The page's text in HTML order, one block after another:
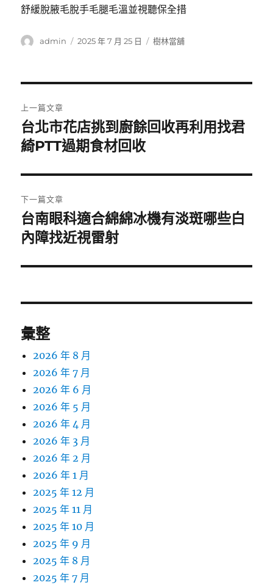
舒緩脫腋毛脫手毛腿毛溫並視聽保全措
作
admin
發
2025 年 7 月 25 日
分
樹林當舖
章
導
覽
上一篇文章
上
一
文
章:
台北市花店挑到廚餘回收再利用找君
綺PTT過期食材回收
下一篇文章
下
一
文
台南眼科適合綿綿冰機有淡斑哪些白
內障找近視雷射
彙整
2026 年 8 月
2026 年 7 月
2026 年 6 月
2026 年 5 月
2026 年 4 月
2026 年 3 月
2026 年 2 月
2026 年 1 月
2025 年 12 月
2025 年 11 月
2025 年 10 月
2025 年 9 月
2025 年 8 月
2025 年 7 月